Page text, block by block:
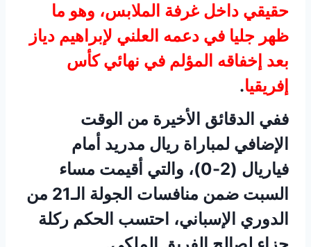
حقيقي داخل غرفة الملابس، وهو ما
ظهر جليا في دعمه العلني لإبراهيم دياز
بعد إخفاقه المؤلم في نهائي كأس
إفريقيا.
ففي الدقائق الأخيرة من الوقت
الإضافي لمباراة ريال مدريد أمام
فياريال (2-0)، والتي أقيمت مساء
السبت ضمن منافسات الجولة الـ21 من
الدوري الإسباني، احتسب الحكم ركلة